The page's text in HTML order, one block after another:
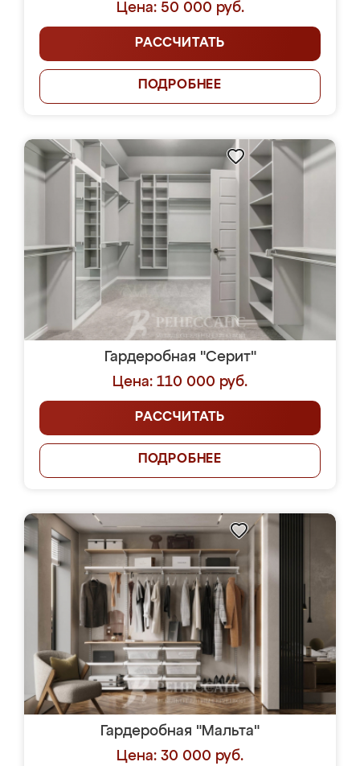
Цена: 50 000 руб.
РАССЧИТАТЬ
ПОДРОБНЕЕ
Гардеробная "Серит"
Цена: 110 000 руб.
РАССЧИТАТЬ
ПОДРОБНЕЕ
Гардеробная "Мальта"
Цена: 30 000 руб.